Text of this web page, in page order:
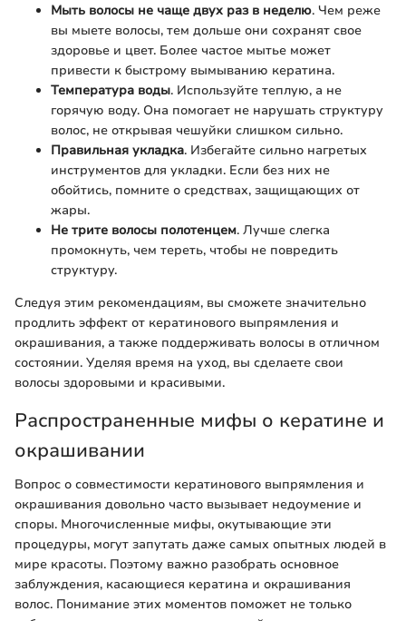
Мыть волосы не чаще двух раз в неделю. Чем реже
вы мыете волосы, тем дольше они сохранят свое
здоровье и цвет. Более частое мытье может
привести к быстрому вымыванию кератина.
Температура воды. Используйте теплую, а не
горячую воду. Она помогает не нарушать структуру
волос, не открывая чешуйки слишком сильно.
Правильная укладка. Избегайте сильно нагретых
инструментов для укладки. Если без них не
обойтись, помните о средствах, защищающих от
жары.
Не трите волосы полотенцем. Лучше слегка
промокнуть, чем тереть, чтобы не повредить
структуру.
Следуя этим рекомендациям, вы сможете значительно
продлить эффект от кератинового выпрямления и
окрашивания, а также поддерживать волосы в отличном
состоянии. Уделяя время на уход, вы сделаете свои
волосы здоровыми и красивыми.
Распространенные мифы о кератине и
окрашивании
Вопрос о совместимости кератинового выпрямления и
окрашивания довольно часто вызывает недоумение и
споры. Многочисленные мифы, окутывающие эти
процедуры, могут запутать даже самых опытных людей в
мире красоты. Поэтому важно разобрать основное
заблуждения, касающиеся кератина и окрашивания
волос. Понимание этих моментов поможет не только